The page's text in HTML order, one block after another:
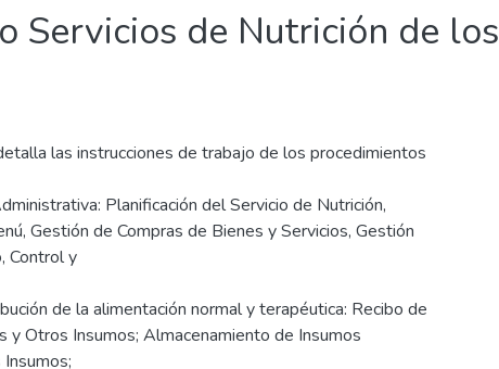
Servicios de Nutrición de los
las instrucciones de trabajo de los procedimientos
Planificación del Servicio de Nutrición,
Gestión de Compras de Bienes y Servicios, Gestión
Control y
de la alimentación normal y terapéutica: Recibo de
y Otros Insumos; Almacenamiento de Insumos